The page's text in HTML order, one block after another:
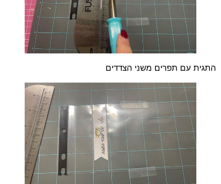
התגית עם תפרים משני הצדדים